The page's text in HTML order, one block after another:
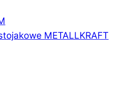
METALLKRAFT